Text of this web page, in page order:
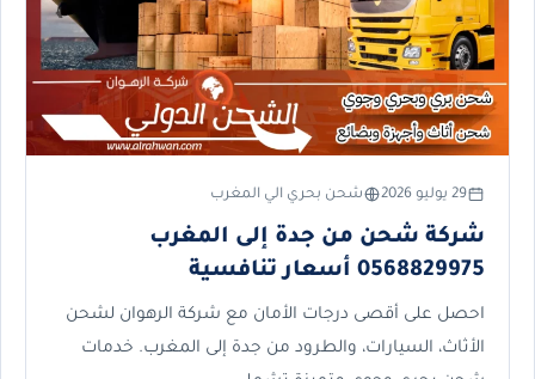
29 يوليو 2026 شحن بحري الي المغرب
شركة شحن من جدة إلى المغرب
0568829975 أسعار تنافسية
احصل على أقصى درجات الأمان مع شركة الرهوان لشحن
الأثاث، السيارات، والطرود من جدة إلى المغرب. خدمات